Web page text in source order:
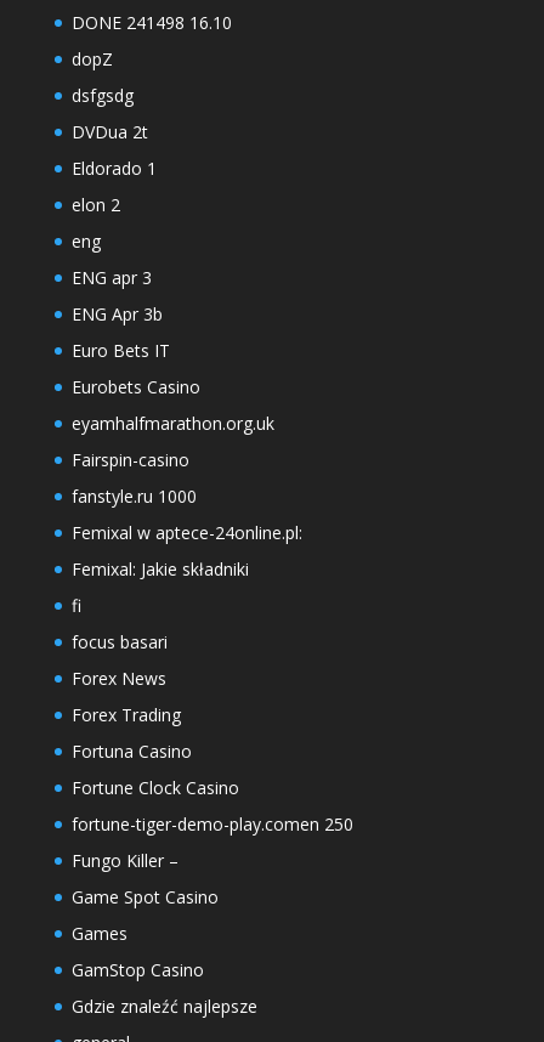
DONE 241498 16.10
dopZ
dsfgsdg
DVDua 2t
Eldorado 1
elon 2
eng
ENG apr 3
ENG Apr 3b
Euro Bets IT
Eurobets Casino
eyamhalfmarathon.org.uk
Fairspin-casino
fanstyle.ru 1000
Femixal w aptece-24online.pl:
Femixal: Jakie składniki
fi
focus basari
Forex News
Forex Trading
Fortuna Casino
Fortune Clock Casino
fortune-tiger-demo-play.comen 250
Fungo Killer –
Game Spot Casino
Games
GamStop Casino
Gdzie znaleźć najlepsze